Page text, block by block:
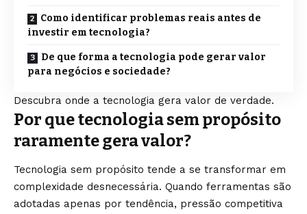
Como identificar problemas reais antes de
investir em tecnologia?
De que forma a tecnologia pode gerar valor
para negócios e sociedade?
Descubra onde a tecnologia gera valor de verdade.
Por que tecnologia sem propósito
raramente gera valor?
Tecnologia sem propósito tende a se transformar em
complexidade desnecessária. Quando ferramentas são
adotadas apenas por tendência, pressão competitiva